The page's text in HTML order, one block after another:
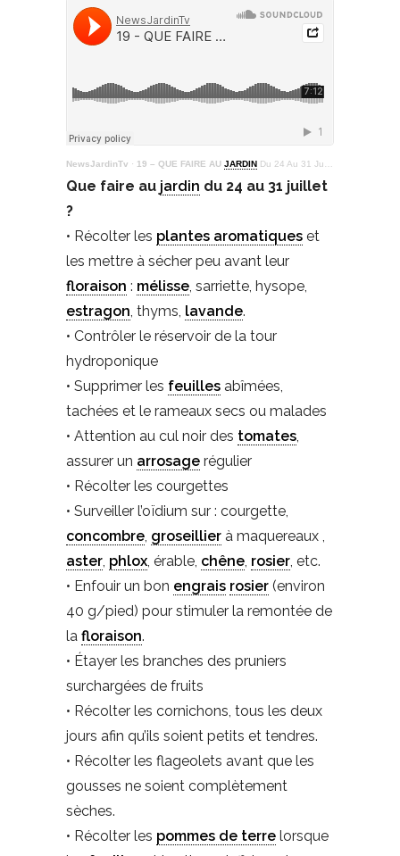
NewsJardinTv · 19 – QUE FAIRE AU JARDIN Du 24 Au 31 Juillet
Que faire au jardin du 24 au 31 juillet
?
• Récolter les plantes aromatiques et
les mettre à sécher peu avant leur
floraison : mélisse , sarriette, hysope,
estragon , thyms, lavande.
• Contrôler le réservoir de la tour
hydroponique
• Supprimer les feuilles abîmées,
tachées et le rameaux secs ou malades
• Attention au cul noir des tomates
assurer un arrosage régulier
• Récolter les courgettes
• Surveiller l’oïdium sur : courgette,
concombre groseillier à maquereaux ,
aster phlox , érable, chêne rosier , etc.
• Enfouir un bon engrais rosier (environ
40 g/pied) pour stimuler la remontée de
la floraison.
• Étayer les branches des pruniers
surchargées de fruits
• Récolter les cornichons, tous les deux
jours afin qu’ils soient petits et tendres.
• Récolter les flageolets avant que les
gousses ne soient complètement
sèches.
• Récolter les pommes de terre lorsque